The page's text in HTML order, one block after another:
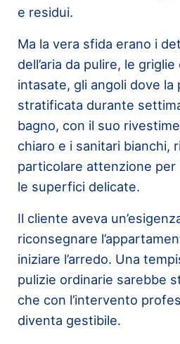
e residui.
Ma la vera sfida erano i
dell’aria da pulire, le
intasate, gli angoli dove la
stratificata durante
bagno, con il suo
chiaro e i sanitari bianchi,
particolare attenzione
le superfici delicate.
Il cliente aveva
riconsegnare
iniziare l’arredo. Una
pulizie ordinarie sarebbe
che con l’intervento
diventa gestibile.